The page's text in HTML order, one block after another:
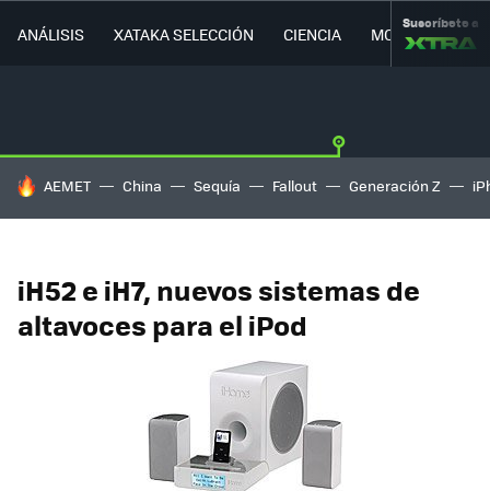
ANÁLISIS XATAKA SELECCIÓN CIENCIA MOVILIDAD
Suscríbete a
HOY SE HABLA DE
AEMET China Sequía Fallout Generación Z
iH52 e iH7, nuevos sistemas de
altavoces para el iPod